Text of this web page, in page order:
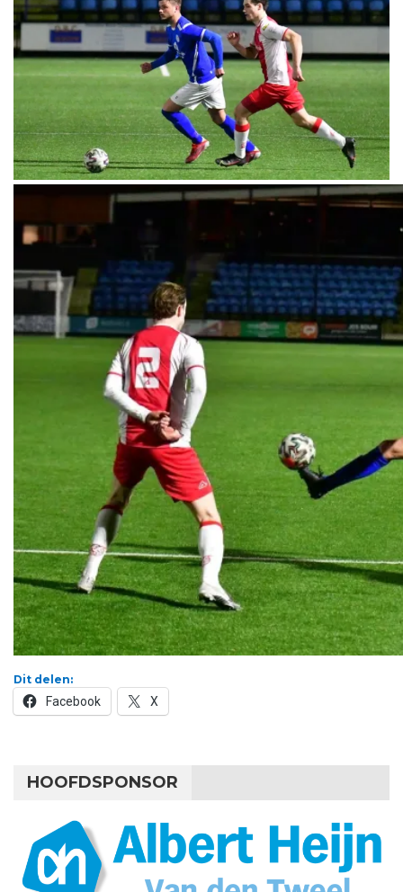
Dit delen:
Facebook X
HOOFDSPONSOR